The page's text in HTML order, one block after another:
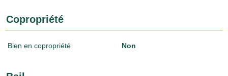
Copropriété
Bien en copropriété Non